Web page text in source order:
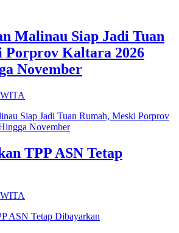
Malinau Siap Jadi Tuan
Porprov Kaltara 2026
November
TPP ASN Tetap